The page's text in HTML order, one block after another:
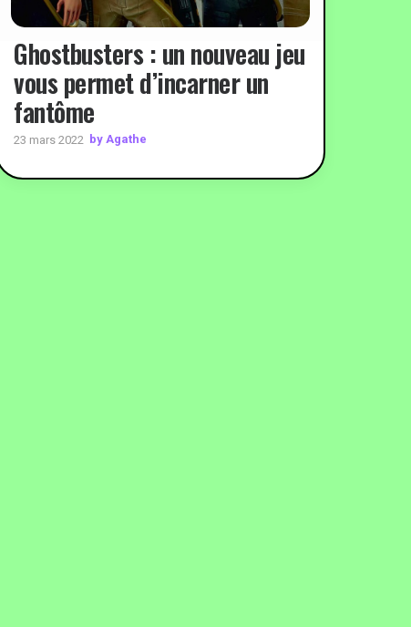
Ghostbusters : un nouveau jeu
vous permet d’incarner un
fantôme
23 mars 2022 by Agathe